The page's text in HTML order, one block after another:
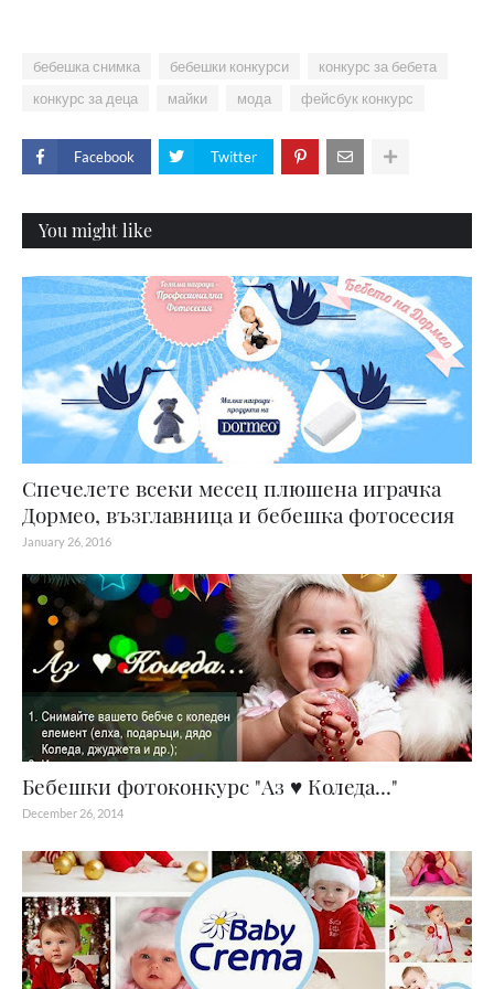
бебешка снимка бебешки конкурси
конкурс за бебета
конкурс за деца
майки мода фейсбук конкурс
Facebook Twitter
You might like
Спечелете всеки месец плюшена играчка
Дормео, възглавница и бебешка фотосесия
January 26, 2016
Бебешки фотоконкурс "Аз ♥ Коледа..."
December 26, 2014